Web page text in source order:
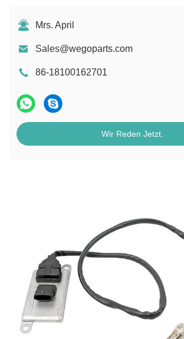
Mrs. April
Sales@wegoparts.com
86-18100162701
Wir Reden Jetzt.